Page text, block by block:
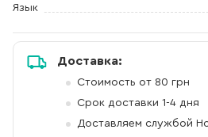
Язык
Доставка:
Стоимость от 80 грн
Срок доставки 1-4 дня
Доставляем службой